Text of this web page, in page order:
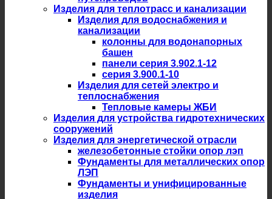
Изделия для теплотрасс и канализации
Изделия для водоснабжения и
канализации
колонны для водонапорных
башен
панели серия 3.902.1-12
серия 3.900.1-10
Изделия для сетей электро и
теплоснабжения
Тепловые камеры ЖБИ
Изделия для устройства гидротехнических
сооружений
Изделия для энергетической отрасли
железобетонные стойки опор лэп
Фундаменты для металлических опор
ЛЭП
Фундаменты и унифицированные
изделия